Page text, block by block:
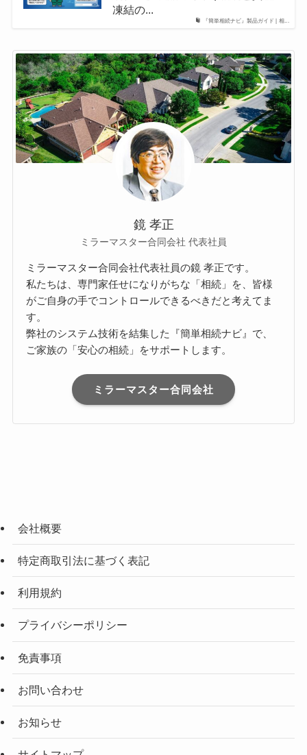
『簡単相続ナビ』製品ガイド | 相...
凍結の...
鏡 孝正
ミラーマスター合同会社 代表社員
ミラーマスター合同会社代表社員の鏡 孝正です。
私たちは、専門家任せになりがちな「相続」を、皆様
がご自身の手でコントロールできるべきだと考えてま
す。
弊社のシステム技術を結集した『簡単相続ナビ』で、
ご家族の「安心の相続」をサポートします。
ミラーマスター合同会社
会社概要
特定商取引法に基づく表記
利用規約
プライバシーポリシー
免責事項
お問い合わせ
お知らせ